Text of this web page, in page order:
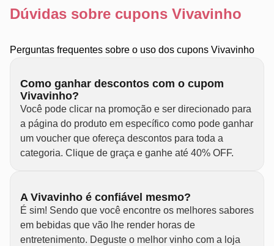
Dúvidas sobre cupons Vivavinho
Perguntas frequentes sobre o uso dos cupons Vivavinho
Como ganhar descontos com o cupom
Vivavinho?
Você pode clicar na promoção e ser direcionado para
a página do produto em específico como pode ganhar
um voucher que ofereça descontos para toda a
categoria. Clique de graça e ganhe até 40% OFF.
A Vivavinho é confiável mesmo?
É sim! Sendo que você encontre os melhores sabores
em bebidas que vão lhe render horas de
entretenimento. Deguste o melhor vinho com a loja